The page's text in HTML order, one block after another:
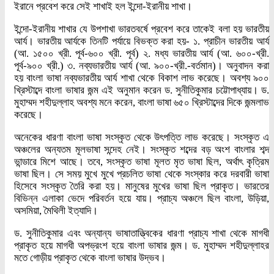
ইরানে প্রবেশ করে সেই শাখাই হল ইন্দো-ইরানীয় শাখা।
ইন্দো-ইরানীয় শাখার যে উপশাখা ভারতবর্ষে প্রবেশ করে তাকেই বলা হয় ভারতীয়
আর্য। ভারতীয় আর্যকে তিনটি পর্যায়ে বিভক্ত করা হয়- ১. প্রাচীন ভারতীয় আর্য
(আ. ১৫০০ খ্রী. পূর্ব-৬০০ খ্রী. পূর্ব) ২. মধ্য ভারতীয় আর্য (আ. ৬০০-খ্রী.
পূর্ব-৯০০ খ্রী.) ৩. নব্যভারতীয় আর্য (আ. ৯০০-খ্রী.-বর্তমান)। অনুবাদন করা
হয় বাংলা ভাষা নব্যভারতীয় আর্য শাখা থেকে বিকাশ লাভ করেছে। অবশ্য ৯০০
খ্রিস্টাব্দে বাংলা ভাষার জন্ম এই অনুমান করেন ড. সুনীতিকুমার চট্টোপাধ্যায়। ড.
মুহাম্মদ শহীদুল্লাহ অবশ্য মনে করেন, বাংলা ভাষা ৬৫০ খ্রিস্টাব্দের দিকে জন্মলাভ
করেছে।
অনেকের ধারণা বাংলা ভাষা সংস্কৃত থেকে উৎপত্তি লাভ করেছে। সংস্কৃত এ
অঞ্চলের অন্যতম মূলভাষা সন্দেহ নেই। সংস্কৃত শব্দের বড় অংশ বাংলার শব্দ
ভান্ডারে মিশে আছে। তবে, সংস্কৃত ভাষা মূলত মৃত ভাষা ছিল, অর্থাৎ কৃত্রিম
ভাষা ছিল। সে সময় মুখে মুখে প্রচলিত ভাষা থেকে সংস্কার করে দরবারী ভাষা
হিসেবে সংস্কৃত তৈরি করা হয়। মানুষের মুখের ভাষা ছিল প্রাকৃত। ভারতের
বিভিন্ন এলাকা ভেদে পরিবর্তন হয়ে যায়। প্রাচ্য অঞ্চলে ছিল বাংলা, উড়িয়া,
অসমিয়া, মৈথিলী ইত্যাদি।
ড. সুনীতিকুমার এবং অন্যান্য ভাষাতাত্ত্বিকের ধারণা প্রাচ্য শাখা থেকে মাগধী
প্রাকৃত হয়ে মাগধী অপভ্রংশ হয়ে বাংলা ভাষার জন্ম। ড. মুহাম্মদ শহীদুল্লাহর
মতে গোড়ীয় প্রাকৃত থেকে বাংলা ভাষার উদ্ভব।